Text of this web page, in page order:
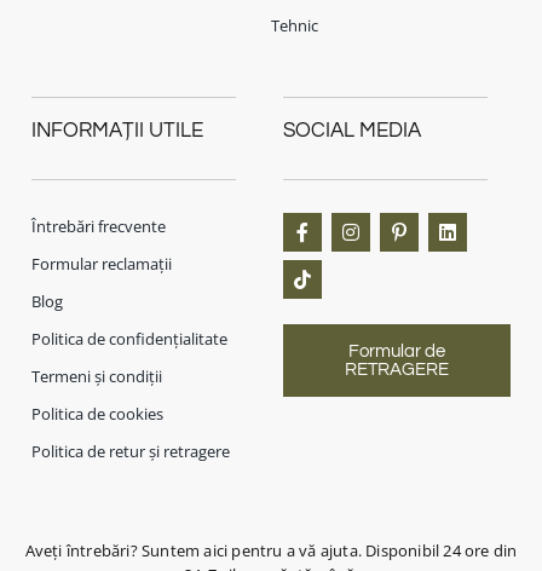
Tehnic
INFORMAȚII UTILE
Întrebări frecvente
Formular reclamații
Blog
Politica de confidențialitate
Termeni și condiții
Politica de cookies
Politica de retur și retragere
SOCIAL MEDIA
Formular de
RETRAGERE
Aveți întrebări? Suntem aici pentru a vă ajuta. Disponibil 24 ore din